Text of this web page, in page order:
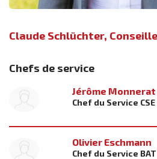
Claude Schlüchter,
Chefs de service
Jérôme Monnerat
Chef du Service CSE
Olivier Eschmann
Chef du Service BAT